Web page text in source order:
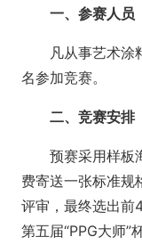
一、参赛人员
凡从事艺术涂料
名参加竞赛。
二、竞赛安排
预赛采用样板海
费寄送一张标准规
评审，最终选出
第五届“PPG大师”